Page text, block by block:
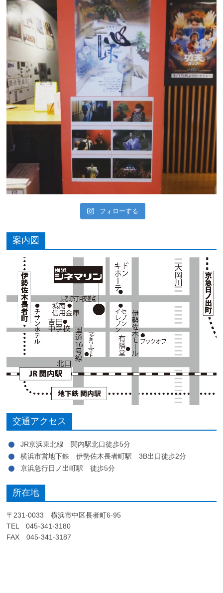
フォローする
案内図
交通アクセス
JR京浜東北線 関内駅北口徒歩5分
横浜市営地下鉄 伊勢佐木長者町駅 3B出口徒歩2分
京浜急行日ノ出町駅 徒歩5分
所在地
〒231-0033 横浜市中区長者町6-95
TEL 045-341-3180
FAX 045-341-3187